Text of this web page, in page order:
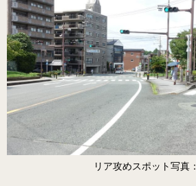
リア攻めスポット写真：